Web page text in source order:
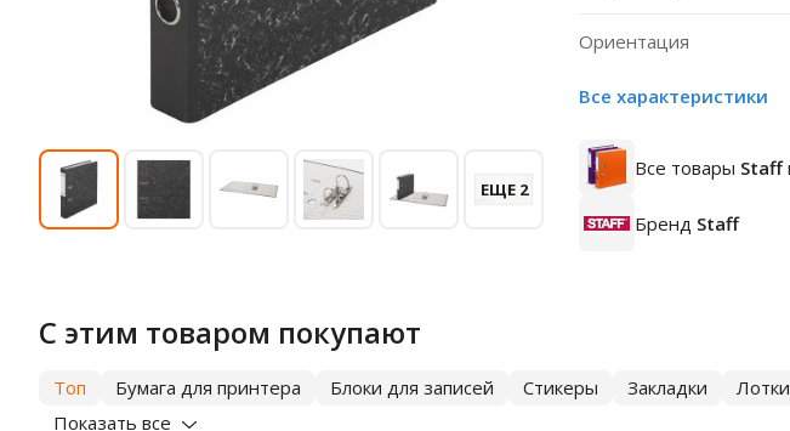
ЕЩЕ 2
Ориентация
Все характеристики
Все товары Staff
Бренд Staff
С этим товаром покупают
Топ Бумага для принтера Блоки для записей Стикеры Закладки
Показать все